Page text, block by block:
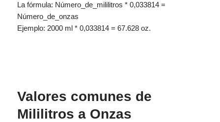
La fórmula: Número_de_mililitros * 0,033814 =
Número_de_onzas
Ejemplo: 2000 ml * 0,033814 = 67.628 oz.
Valores comunes de
Mililitros a Onzas